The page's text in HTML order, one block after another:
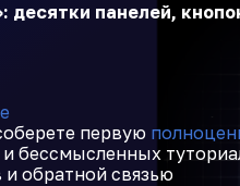
панелей,
первую
и бессмысленных
обратной связью